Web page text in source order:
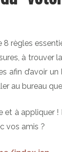
8 règles
à trouver
afin d’avoir
au bureau
et à appliquer
vos amis ?